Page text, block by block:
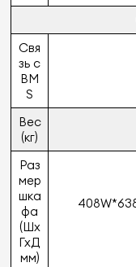
Свя
зь с
BM
S
Вес
(кг)
Раз
мер
шка
фа
(Шх
ГхД
мм)